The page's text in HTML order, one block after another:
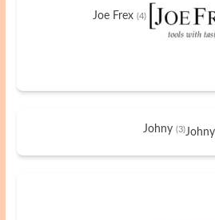
Joe Frex (4)
Johny (3)Johny